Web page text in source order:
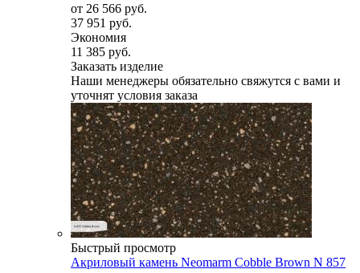
от 26 566 руб.
37 951 руб.
Экономия
11 385 руб.
Заказать изделие
Наши менеджеры обязательно свяжутся с вами и
уточнят условия заказа
Быстрый просмотр
Акриловый камень Neomarm Cobble Brown N 857